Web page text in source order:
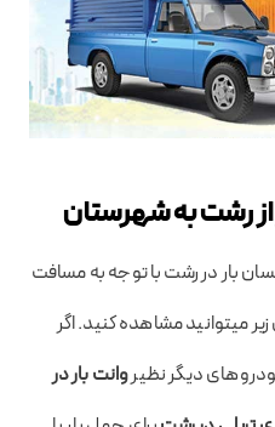
رشت به شهرستان
بار در رشت با توجه به مسافت
میتوانید مشاهده کنید. اگر
دیگر نظیروانت بار در